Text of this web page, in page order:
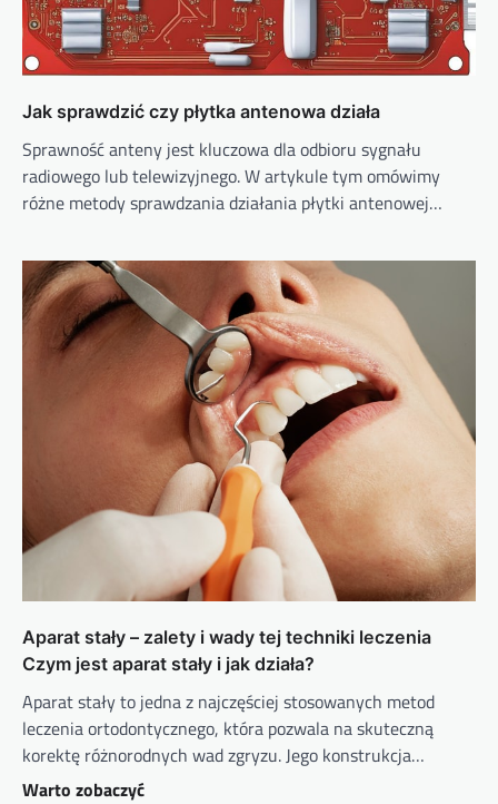
Jak sprawdzić czy płytka antenowa działa
Sprawność anteny jest kluczowa dla odbioru sygnału
radiowego lub telewizyjnego. W artykule tym omówimy
różne metody sprawdzania działania płytki antenowej…
Aparat stały – zalety i wady tej techniki leczenia
Czym jest aparat stały i jak działa?
Aparat stały to jedna z najczęściej stosowanych metod
leczenia ortodontycznego, która pozwala na skuteczną
korektę różnorodnych wad zgryzu. Jego konstrukcja…
Warto zobaczyć